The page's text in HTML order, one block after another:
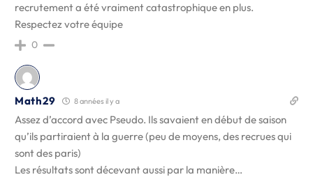
recrutement a été vraiment catastrophique en plus.
Respectez votre équipe
0
Math29 8 années il y a
Assez d’accord avec Pseudo. Ils savaient en début de saison
qu’ils partiraient à la guerre (peu de moyens, des recrues qui
sont des paris)
Les résultats sont décevant aussi par la manière…